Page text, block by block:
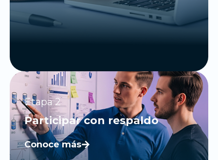
Etapa 2
Participar con respaldo
Conoce más